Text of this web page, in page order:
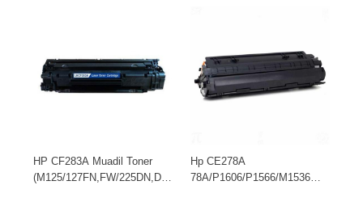
HP CF283A Muadil Toner
(M125/127FN,FW/225DN,DW
Hp CE278A
78A/P1606/P1566/M1536